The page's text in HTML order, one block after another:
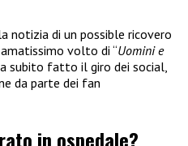
notizia di un possible ricovero
amatissimo volto di “Uomini e
subito fatto il giro dei social,
da parte dei fan
in ospedale?